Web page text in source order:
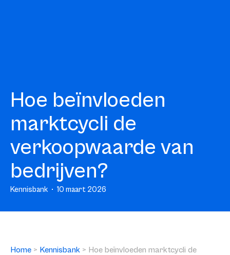
Hoe beïnvloeden
marktcycli de
verkoopwaarde van
bedrijven?
Kennisbank 10 maart 2026
Home > Kennisbank > Hoe beïnvloeden marktcycli de